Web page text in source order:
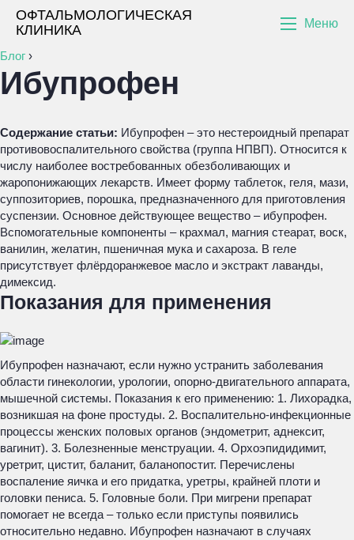
ОФТАЛЬМОЛОГИЧЕСКАЯ
КЛИНИКА
Меню
Блог ›
Ибупрофен
Содержание статьи: Ибупрофен – это нестероидный препарат
противовоспалительного свойства (группа НПВП). Относится к
числу наиболее востребованных обезболивающих и
жаропонижающих лекарств. Имеет форму таблеток, геля, мази,
суппозиториев, порошка, предназначенного для приготовления
суспензии. Основное действующее вещество – ибупрофен.
Вспомогательные компоненты – крахмал, магния стеарат, воск,
ванилин, желатин, пшеничная мука и сахароза. В геле
присутствует флёрдоранжевое масло и экстракт лаванды,
димексид.
Показания для применения
Ибупрофен назначают, если нужно устранить заболевания
области гинекологии, урологии, опорно-двигательного аппарата,
мышечной системы. Показания к его применению: 1. Лихорадка,
возникшая на фоне простуды. 2. Воспалительно-инфекционные
процессы женских половых органов (эндометрит, аднексит,
вагинит). 3. Болезненные менструации. 4. Орхоэпидидимит,
уретрит, цистит, баланит, баланопостит. Перечислены
воспаление яичка и его придатка, уретры, крайней плоти и
головки пениса. 5. Головные боли. При мигрени препарат
помогает не всегда – только если приступы появились
относительно недавно. Ибупрофен назначают в случаях